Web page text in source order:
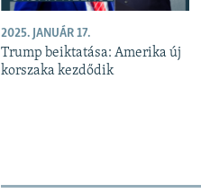
2025. JANUÁR 17.
Trump beiktatása: Amerika új
korszaka kezdődik